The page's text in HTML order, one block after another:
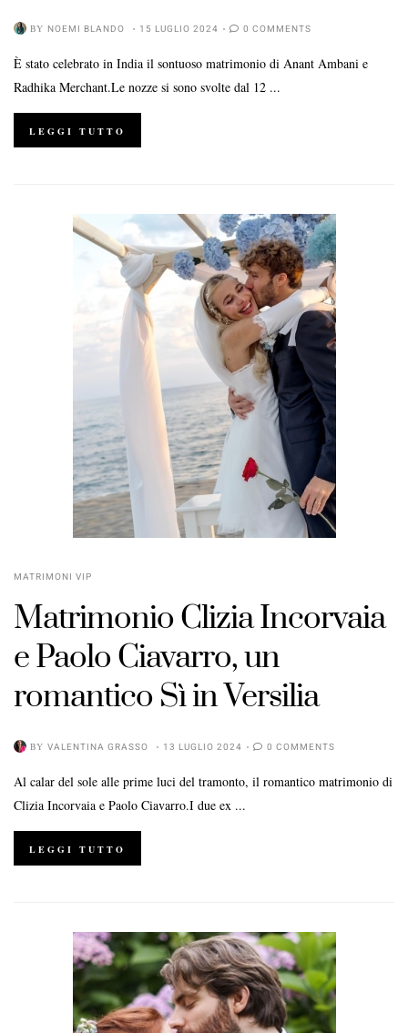
BY NOEMI BLANDO 15 LUGLIO 2024 0 COMMENTS
È stato celebrato in India il sontuoso matrimonio di Anant Ambani e
Radhika Merchant.Le nozze si sono svolte dal 12 ...
LEGGI TUTTO
MATRIMONI VIP
Matrimonio Clizia Incorvaia
e Paolo Ciavarro, un
romantico Sì in Versilia
BY VALENTINA GRASSO 13 LUGLIO 2024 0 COMMENTS
Al calar del sole alle prime luci del tramonto, il romantico matrimonio di
Clizia Incorvaia e Paolo Ciavarro.I due ex ...
LEGGI TUTTO